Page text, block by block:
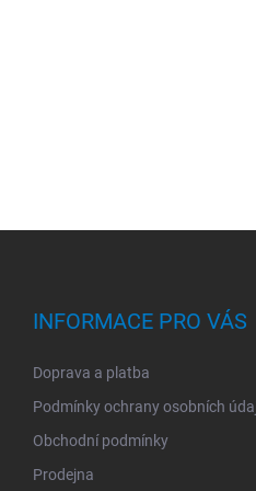
INFORMACE PRO VÁS
Doprava a platba
Podmínky ochrany osobních
Obchodní podmínky
Prodejna